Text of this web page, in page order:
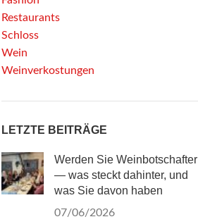
Restaurants
Schloss
Wein
Weinverkostungen
LETZTE BEITRÄGE
Werden Sie Weinbotschafter
— was steckt dahinter, und
was Sie davon haben
07/06/2026